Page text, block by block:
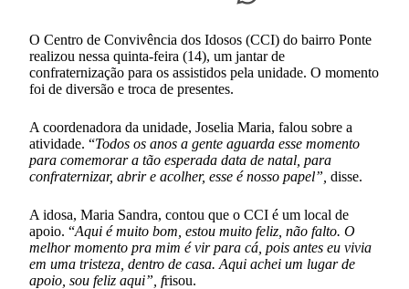
O Centro de Convivência dos Idosos (CCI) do bairro Ponte
realizou nessa quinta-feira (14), um jantar de
confraternização para os assistidos pela unidade. O momento
foi de diversão e troca de presentes.
A coordenadora da unidade, Joselia Maria, falou sobre a
atividade. “Todos os anos a gente aguarda esse momento
para comemorar a tão esperada data de natal, para
confraternizar, abrir e acolher, esse é nosso papel”, disse.
A idosa, Maria Sandra, contou que o CCI é um local de
apoio. “Aqui é muito bom, estou muito feliz, não falto. O
melhor momento pra mim é vir para cá, pois antes eu vivia
em uma tristeza, dentro de casa. Aqui achei um lugar de
apoio, sou feliz aqui”, frisou.